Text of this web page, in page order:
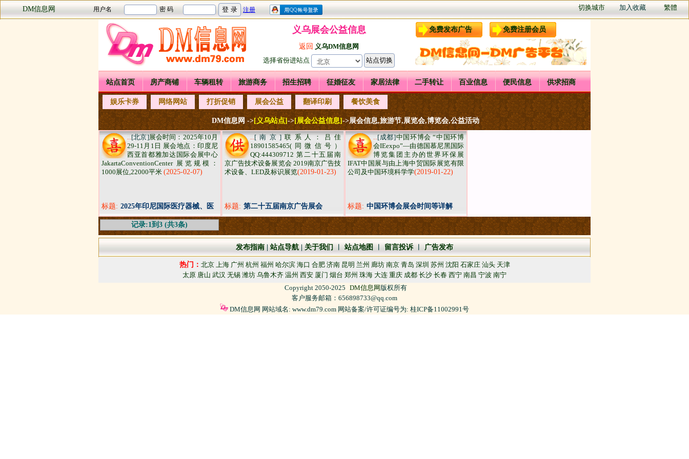
切换城市 加入收藏 繁體
DM信息网
免费发布广告 免费注册会员
义乌展会公益信息
返回 义乌DM信息网
选择省份进站点
站点首页 房产商铺 车辆租转 旅游商务 招生招聘 征婚征友 家居法律 二手转让 百业信息 便民信息 供求招商
娱乐卡券 网络网站 打折促销 展会公益 翻译印刷 餐饮美食
DM信息网 ->[义乌站点] ->[展会公益信息] ->展会信息,旅游节,展览会,博览会,公益活动
..[北京]展会时间：2025年10月
29-11月1日 展会地点：印度尼
西亚首都雅加达国际会展中心
JakartaConventionCenter 展览规模：
1000展位,22000平米 (2025-02-07)
标题: 2025年印尼国际医疗器械、医
院用品实验室设备及医药展览
会展位出售中
..[南京] 联系人：吕佳
18901585465(同微信号）
QQ:444309712 第二十五届南
京广告技术设备展览会 2019南京广告技
术设备、LED及标识展览(2019-01-23)
标题: 第二十五届南京广告展会
..[成都]中国环博会 “中国环博
会IEexpo”—由德国慕尼黑国际
博览集团主办的世界环保展
IFAT中国展与由上海中贸国际展览有限
公司及中国环境科学学(2019-01-22)
标题: 中国环博会展会时间等详解
记录:1到3 (共3条)
发布指南 |站点导航| 关于我们 站点地图 留言投诉︱ 广告发布
热门： 北京 上海 广州 杭州 福州 哈尔滨 海口 合肥 济南 昆明 兰州 廊坊 南京 青岛 深圳 苏州 沈阳 石家庄 汕头 天津
太原 唐山 武汉 无锡 潍坊 乌鲁木齐 温州 西安 厦门 烟台 郑州 珠海 大连 重庆 成都 长沙 长春 西宁 南昌 宁波 南宁
Copyright 2050-2025 DM信息网 版权所有
客户服务邮箱：656898733@qq.com
DM信息网 网站域名: www.dm79.com 网站备案/许可证编号为: 桂ICP备11002991号